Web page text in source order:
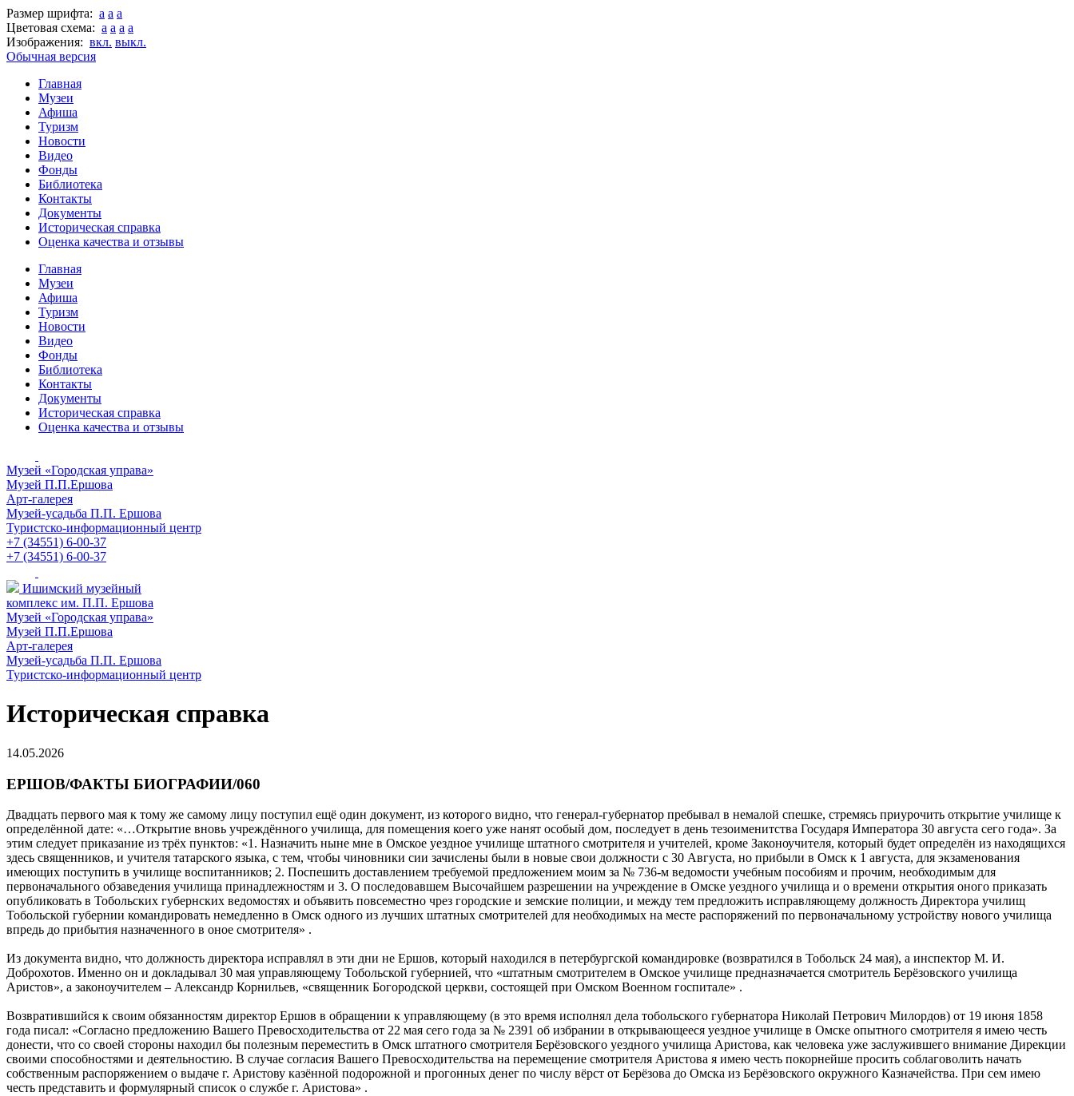
Размер шрифта: a a a
Цветовая схема: a a a a
Изображения: вкл. выкл.
Обычная версия
Главная
Музеи
Афиша
Туризм
Новости
Видео
Фонды
Библиотека
Контакты
Документы
Историческая справка
Оценка качества и отзывы
Главная
Музеи
Афиша
Туризм
Новости
Видео
Фонды
Библиотека
Контакты
Документы
Историческая справка
Оценка качества и отзывы
Музей «Городская управа»
Музей П.П.Ершова
Арт-галерея
Музей-усадьба П.П. Ершова
Туристско-информационный центр
+7 (34551) 6-00-37
+7 (34551) 6-00-37
Ишимский музейный
комплекс им. П.П. Ершова
Музей «Городская управа»
Музей П.П.Ершова
Арт-галерея
Музей-усадьба П.П. Ершова
Туристско-информационный центр
Историческая справка
14.05.2026
ЕРШОВ/ФАКТЫ БИОГРАФИИ/060
Двадцать первого мая к тому же самому лицу поступил ещё один документ, из которого видно, что генерал-губернатор пребывал в немалой спешке, стремясь приурочить открытие училище к
определённой дате: «…Открытие вновь учреждённого училища, для помещения коего уже нанят особый дом, последует в день тезоименитства Государя Императора 30 августа сего года». За
этим следует приказание из трёх пунктов: «1. Назначить ныне мне в Омское уездное училище штатного смотрителя и учителей, кроме Законоучителя, который будет определён из находящихся
здесь священников, и учителя татарского языка, с тем, чтобы чиновники сии зачислены были в новые свои должности с 30 Августа, но прибыли в Омск к 1 августа, для экзаменования
имеющих поступить в училище воспитанников; 2. Поспешить доставлением требуемой предложением моим за № 736-м ведомости учебным пособиям и прочим, необходимым для
первоначального обзаведения училища принадлежностям и 3. О последовавшем Высочайшем разрешении на учреждение в Омске уездного училища и о времени открытия оного приказать
опубликовать в Тобольских губернских ведомостях и объявить повсеместно чрез городские и земские полиции, и между тем предложить исправляющему должность Директора училищ
Тобольской губернии командировать немедленно в Омск одного из лучших штатных смотрителей для необходимых на месте распоряжений по первоначальному устройству нового училища
впредь до прибытия назначенного в оное смотрителя» .
Из документа видно, что должность директора исправлял в эти дни не Ершов, который находился в петербургской командировке (возвратился в Тобольск 24 мая), а инспектор М. И.
Доброхотов. Именно он и докладывал 30 мая управляющему Тобольской губернией, что «штатным смотрителем в Омское училище предназначается смотритель Берёзовского училища
Аристов», а законоучителем – Александр Корнильев, «священник Богородской церкви, состоящей при Омском Военном госпитале» .
Возвратившийся к своим обязанностям директор Ершов в обращении к управляющему (в это время исполнял дела тобольского губернатора Николай Петрович Милордов) от 19 июня 1858
года писал: «Согласно предложению Вашего Превосходительства от 22 мая сего года за № 2391 об избрании в открывающееся уездное училище в Омске опытного смотрителя я имею честь
донести, что со своей стороны находил бы полезным переместить в Омск штатного смотрителя Берёзовского уездного училища Аристова, как человека уже заслужившего внимание Дирекции
своими способностями и деятельностию. В случае согласия Вашего Превосходительства на перемещение смотрителя Аристова я имею честь покорнейше просить соблаговолить начать
собственным распоряжением о выдаче г. Аристову казённой подорожной и прогонных денег по числу вёрст от Берёзова до Омска из Берёзовского окружного Казначейства. При сем имею
честь представить и формулярный список о службе г. Аристова» .